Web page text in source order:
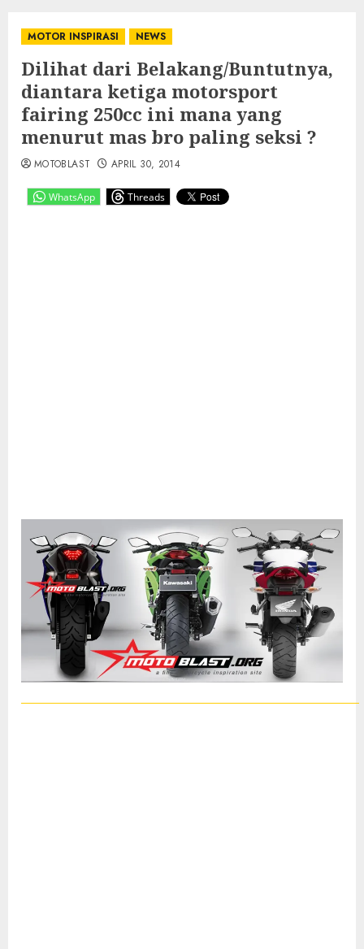
MOTOR INSPIRASI NEWS
Dilihat dari Belakang/Buntutnya,
diantara ketiga motorsport
fairing 250cc ini mana yang
menurut mas bro paling seksi ?
WhatsApp Threads
MOTOBLAST APRIL 30, 2014